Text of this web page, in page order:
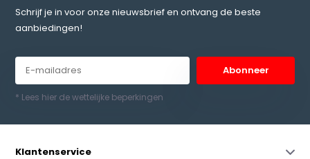
Schrijf je in voor onze nieuwsbrief en ontvang de beste
aanbiedingen!
Abonneer
* Lees hier de wettelijke beperkingen
Klantenservice